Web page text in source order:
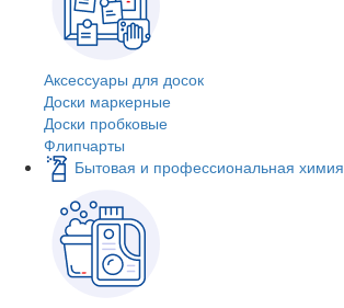
Аксессуары для досок
Доски маркерные
Доски пробковые
Флипчарты
Бытовая и профессиональная химия